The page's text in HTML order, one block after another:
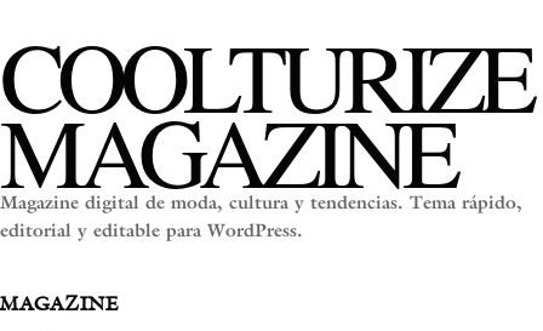
COOLTURIZE
MAGAZINE
Magazine digital de moda, cultura y tendencias. Tema rápido,
editorial y editable para WordPress.
MAGAZINE